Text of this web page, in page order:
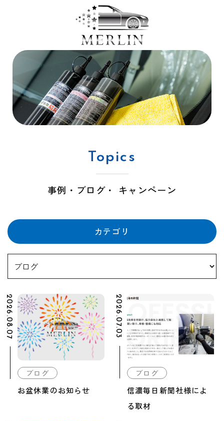
Topics
事例・ブログ・ キャンペーン
カテゴリ
2026.08.07
ブログ
お盆休業のお知らせ
2026.07.03
ブログ
信濃毎日新聞社様によ
る取材